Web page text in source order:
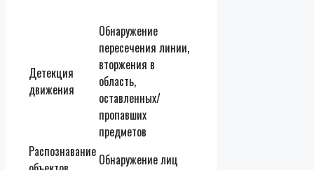
Детекция
движения
Обнаружение
пересечения линии,
вторжения в
область,
оставленных/
пропавших
предметов
Распознавание Обнаружение лиц